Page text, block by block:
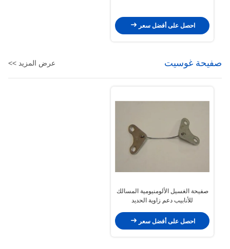
احصل على أفضل سعر
صفيحة غوسيت عرض المزيد >>
صفيحة الغسيل الألومنيومية المسالك
للأنابيب دعم زاوية الحديد
احصل على أفضل سعر